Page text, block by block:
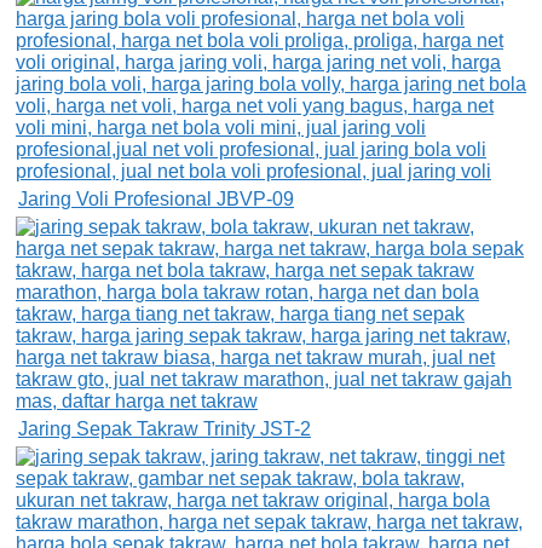
Jaring Voli Profesional JBVP-09
Jaring Sepak Takraw Trinity JST-2